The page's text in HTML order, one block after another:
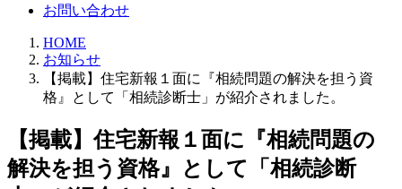
お問い合わせ
HOME
お知らせ
【掲載】住宅新報１面に『相続問題の解決を担う資
格』として「相続診断士」が紹介されました。
【掲載】住宅新報１面に『相続問題の
解決を担う資格』として「相続診断